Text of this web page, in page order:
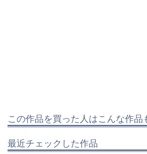
この作品を買った人はこんな作品
最近チェックした作品